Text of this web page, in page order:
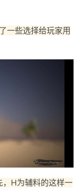
一些选择给玩家用
H为辅料的这样一